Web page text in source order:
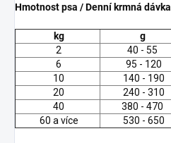
Hmotnost psa / Denní krmná dávka
kg
g
2
40 - 55
6
95 - 120
10
140 - 190
20
240 - 310
40
380 - 470
60 a více
530 - 650